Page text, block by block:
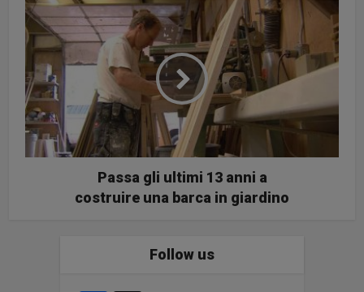
Passa gli ultimi 13 anni a
costruire una barca in giardino
Follow us